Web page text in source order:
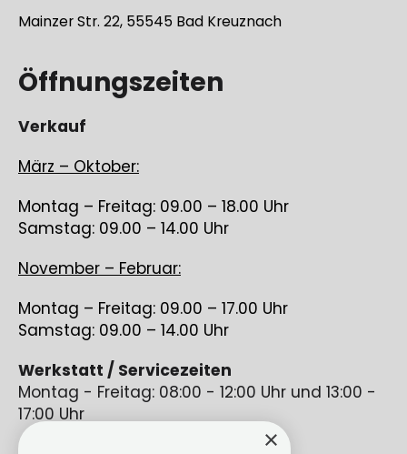
Mainzer Str. 22, 55545 Bad Kreuznach
Öffnungszeiten
Verkauf
März – Oktober:
Montag – Freitag: 09.00 – 18.00 Uhr
Samstag: 09.00 – 14.00 Uhr
November – Februar:
Montag – Freitag: 09.00 – 17.00 Uhr
Samstag: 09.00 – 14.00 Uhr
Werkstatt / Servicezeiten
Montag - Freitag: 08:00 - 12:00 Uhr und 13:00 -
17:00 Uhr
×